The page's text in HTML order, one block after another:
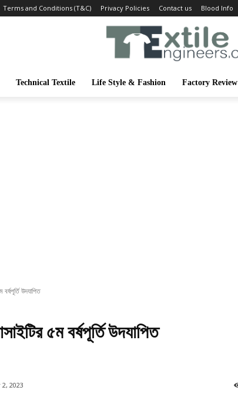
Terms and Conditions (T&C) Privacy Policies Contact us Blood Info
Technical Textile Life Style & Fashion Factory Review
বর্ষপূর্তি উদযাপিত
৫ম বর্ষপূর্তি উদযাপিত
2023